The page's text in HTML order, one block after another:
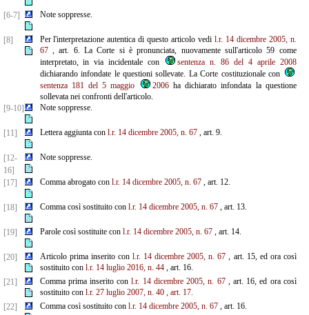
[6-7] Note soppresse.
[8] Per l'interpretazione autentica di questo articolo vedil.r. 14 dicembre 2005, n.
67, art. 6. La Corte si è pronunciata, nuovamente sull'articolo 59 come
interpretato, in via incidentale con
sentenza n. 86 del 4 aprile 2008
dichiarando infondate le questioni sollevate. La Corte costituzionale con
sentenza 181 del 5 maggio
2006ha dichiarato infondata la questione
sollevata nei confronti dell'articolo.
[9-10]
Note soppresse.
[11] Lettera aggiunta con l.r. 14 dicembre 2005, n. 67, art. 9.
[12-
16]
Note soppresse.
[17] Comma abrogato con l.r. 14 dicembre 2005, n. 67, art. 12.
[18] Comma così sostituito con l.r. 14 dicembre 2005, n. 67, art. 13.
[19] Parole così sostituite con l.r. 14 dicembre 2005, n. 67, art. 14.
[20] Articolo prima inserito con l.r. 14 dicembre 2005, n. 67 , art. 15, ed ora così
sostituito con l.r. 14 luglio 2016, n. 44, art. 16.
[21]
Comma prima inserito conl.r. 14 dicembre 2005, n. 67, art. 16, ed ora così
sostituito con l.r. 27 luglio 2007, n. 40 , art. 17.
[22]
Comma così sostituito con l.r. 14 dicembre 2005, n. 67, art. 16.